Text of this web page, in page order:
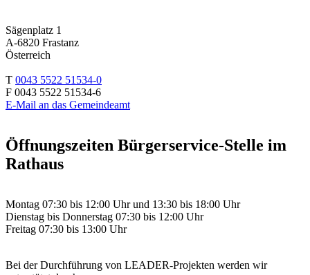
Sägenplatz 1
A-6820 Frastanz
Österreich
T 0043 5522 51534-0
F 0043 5522 51534-6
E-Mail an das Gemeindeamt
Öffnungszeiten Bürgerservice-Stelle im
Rathaus
Montag 07:30 bis 12:00 Uhr und 13:30 bis 18:00 Uhr
Dienstag bis Donnerstag 07:30 bis 12:00 Uhr
Freitag 07:30 bis 13:00 Uhr
Bei der Durchführung von LEADER-Projekten werden wir